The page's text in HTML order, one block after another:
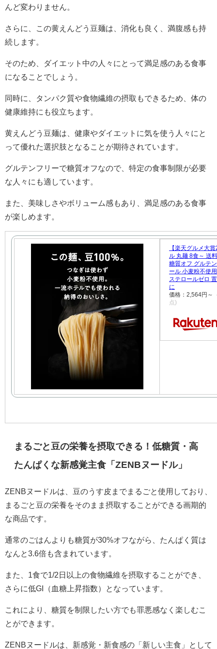
んど変わりません。
さらに、この黄えんどう豆麺は、消化も良く、満腹感も持
続します。
そのため、ダイエット中の人々にとって満足感のある食事
になることでしょう。
同時に、タンパク質や食物繊維の摂取もできるため、体の
健康維持にも役立ちます。
黄えんどう豆麺は、健康やダイエットに気を使う人々にと
って優れた選択肢となることが期待されています。
グルテンフリーで糖質オフなので、特定の食事制限が必要
な人々にも適しています。
また、美味しさやボリューム感もあり、満足感のある食事
が楽しめます。
【楽天グルメ大
ル 丸麺 8食～ 送
糖質オフ グルテ
ール 小麦粉不使
ステロールゼロ
に
価格：2,564円～
点)
まるごと豆の栄養を摂取できる！低糖質・高
たんぱくな新感覚主食「ZENBヌードル」
ZENBヌードルは、豆のうす皮までまるごと使用しており、
まるごと豆の栄養をそのまま摂取することができる画期的
な商品です。
通常のごはんよりも糖質が30%オフながら、たんぱく質は
なんと3.6倍も含まれています。
また、1食で1/2日以上の食物繊維を摂取することができ、
さらに低GI（血糖上昇指数）となっています。
これにより、糖質を制限したい方でも罪悪感なく楽しむこ
とができます。
ZENBヌードルは、新感覚・新食感の「新しい主食」として